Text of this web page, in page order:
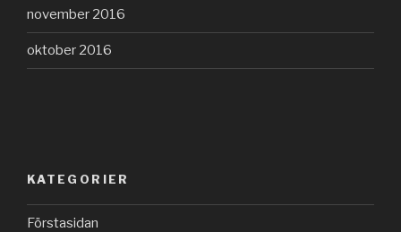
november 2016
oktober 2016
KATEGORIER
Förstasidan